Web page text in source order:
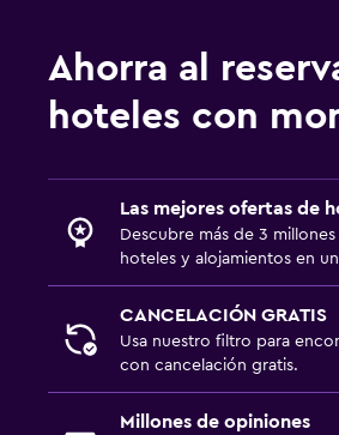
Ahorra al
hoteles con
Las mejores ofertas de
Descubre más de 3
hoteles y alojamientos en
CANCELACIÓN GRATIS
Usa nuestro filtro para
con cancelación gratis.
Millones de opiniones